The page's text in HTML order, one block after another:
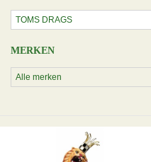
MERKEN